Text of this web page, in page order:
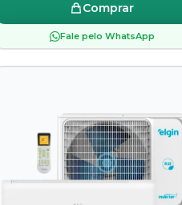
Comprar
Fale pelo WhatsApp